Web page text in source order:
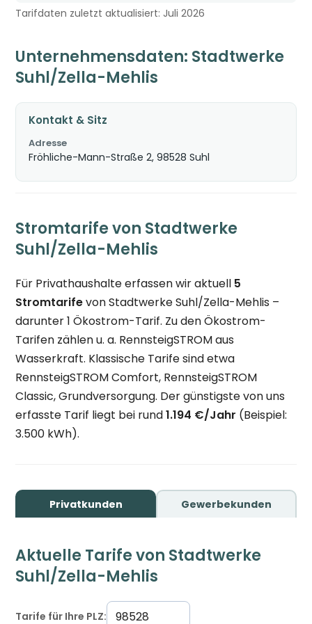
Tarifdaten zuletzt aktualisiert: Juli 2026
Unternehmensdaten: Stadtwerke
Suhl/Zella-Mehlis
Kontakt & Sitz
Adresse
Fröhliche-Mann-Straße 2, 98528 Suhl
Stromtarife von Stadtwerke
Suhl/Zella-Mehlis
Für Privathaushalte erfassen wir aktuell 5
Stromtarifevon Stadtwerke Suhl/Zella-Mehlis –
darunter 1 Ökostrom-Tarif. Zu den Ökostrom-
Tarifen zählen u. a. RennsteigSTROM aus
Wasserkraft. Klassische Tarife sind etwa
RennsteigSTROM Comfort, RennsteigSTROM
Classic, Grundversorgung. Der günstigste von uns
erfasste Tarif liegt bei rund1.194 €/Jahr (Beispiel:
3.500 kWh).
Privatkunden Gewerbekunden
Aktuelle Tarife von Stadtwerke
Suhl/Zella-Mehlis
Tarife für Ihre PLZ: